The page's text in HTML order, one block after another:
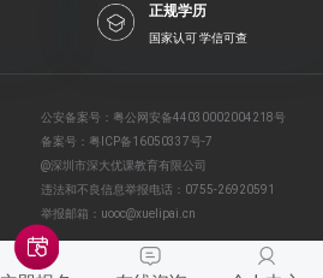
正规学历
国家认可 学信可查
公安备案号： 粤公网安备44030002004218号
备案号： 粤ICP备16050337号-7
@深圳市深大优课教育有限公司
违法和不良信息举报电话： 0755-26920591
举报邮箱： uooc@xuelipai.cn